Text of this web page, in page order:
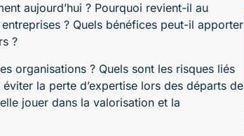
aujourd’hui ? Pourquoi revient-il au
? Quels bénéfices peut-il apporter
?
organisations ? Quels sont les risques liés
la perte d’expertise lors des départs de
jouer dans la valorisation et la